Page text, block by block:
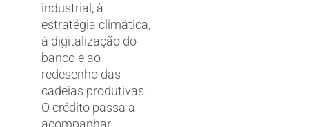
industrial, à
estratégia climática,
à digitalização do
banco e ao
redesenho das
cadeias produtivas.
O crédito passa a
acompanhar